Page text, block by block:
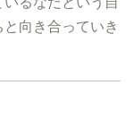
向き合っていき